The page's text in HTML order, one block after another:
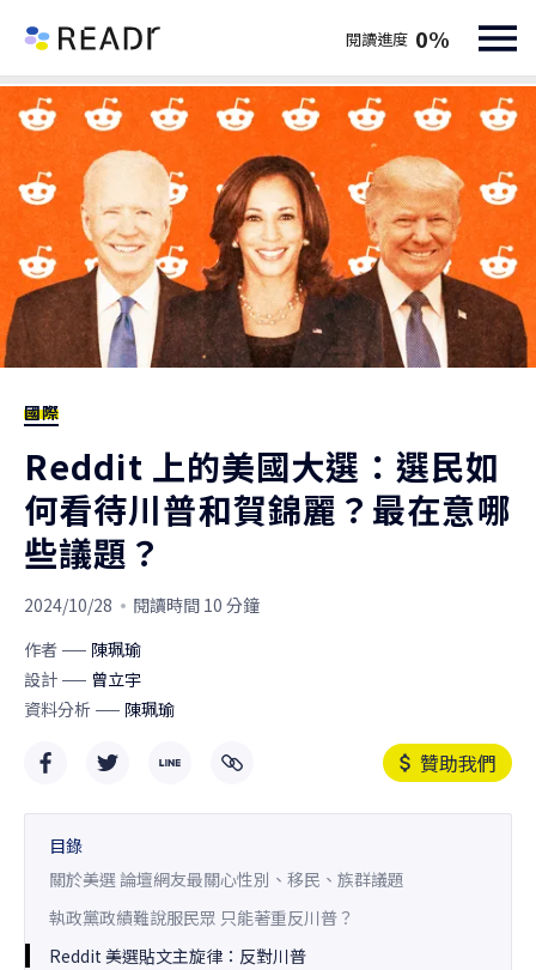
閱讀進度 0%
國際
Reddit 上的美國大選：選民如
何看待川普和賀錦麗？最在意哪
些議題？
2024/10/28
閱讀時間 10 分鐘
作者
陳珮瑜
設計
曾立宇
資料分析
陳珮瑜
贊助我們
目錄
關於美選 論壇網友最關心性別、移民、族群議題
執政黨政績難說服民眾 只能著重反川普？
Reddit 美選貼文主旋律：反對川普